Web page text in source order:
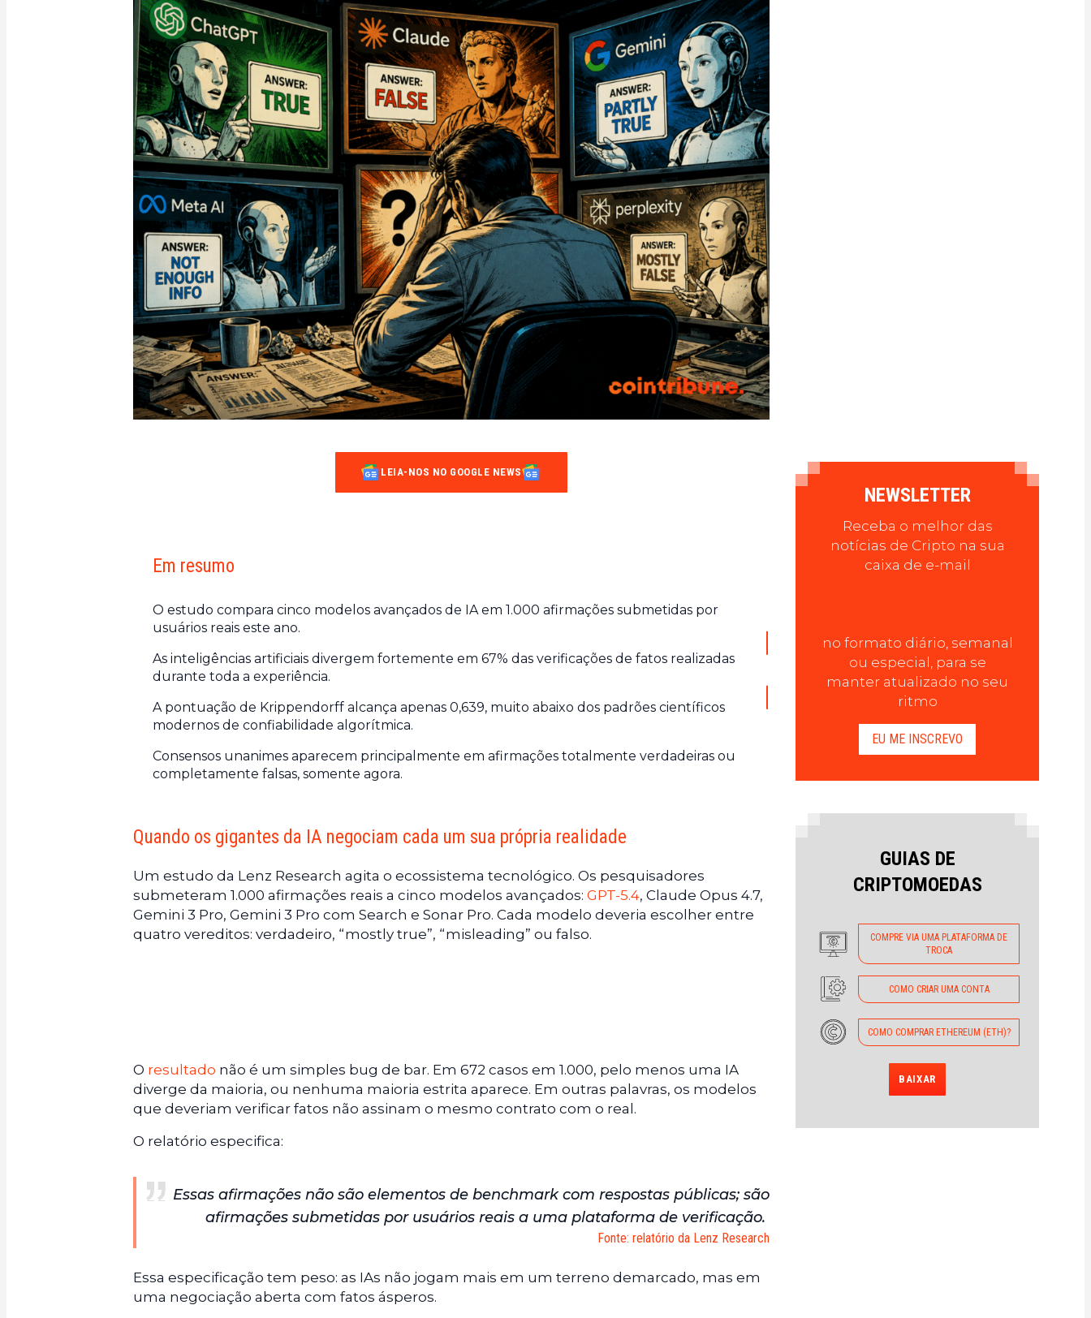
LEIA-NOS NO GOOGLE NEWS
Em resumo
O estudo compara cinco modelos avançados de IA em 1.000 afirmações submetidas por
usuários reais este ano.
As inteligências artificiais divergem fortemente em 67% das verificações de fatos realizadas
durante toda a experiência.
A pontuação de Krippendorff alcança apenas 0,639, muito abaixo dos padrões científicos
modernos de confiabilidade algorítmica.
Consensos unanimes aparecem principalmente em afirmações totalmente verdadeiras ou
completamente falsas, somente agora.
Quando os gigantes da IA negociam cada um sua própria realidade
Um estudo da Lenz Research agita o ecossistema tecnológico. Os pesquisadores
submeteram 1.000 afirmações reais a cinco modelos avançados: GPT-5.4, Claude Opus 4.7,
Gemini 3 Pro, Gemini 3 Pro com Search e Sonar Pro. Cada modelo deveria escolher entre
quatro vereditos: verdadeiro, “mostly true”, “misleading” ou falso.
O resultado não é um simples bug de bar. Em 672 casos em 1.000, pelo menos uma IA
diverge da maioria, ou nenhuma maioria estrita aparece. Em outras palavras, os modelos
que deveriam verificar fatos não assinam o mesmo contrato com o real.
O relatório especifica:
Essas afirmações não são elementos de benchmark com respostas públicas; são
afirmações submetidas por usuários reais a uma plataforma de verificação.
Fonte: relatório da Lenz Research
Essa especificação tem peso: as IAs não jogam mais em um terreno demarcado, mas em
uma negociação aberta com fatos ásperos.
NEWSLETTER
Receba o melhor das
notícias de Cripto na sua
caixa de e-mail
no formato diário, semanal
ou especial, para se
manter atualizado no seu
ritmo
EU ME INSCREVO
GUIAS DE
CRIPTOMOEDAS
COMPRE VIA UMA PLATAFORMA DE
TROCA
COMO CRIAR UMA CONTA
COMO COMPRAR ETHEREUM (ETH)?
BAIXAR